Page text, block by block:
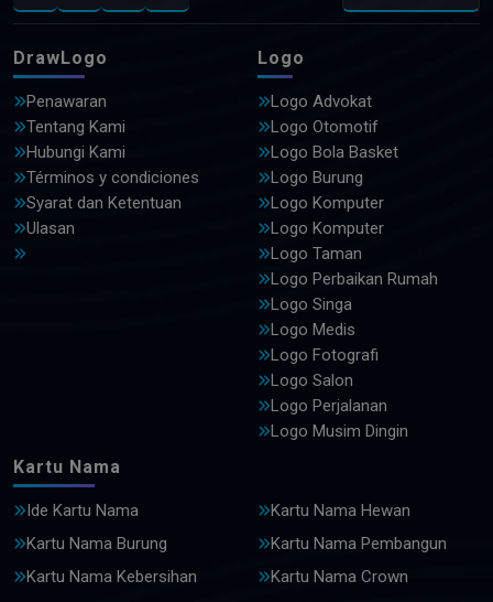
DrawLogo
Penawaran
Tentang Kami
Hubungi Kami
Términos y condiciones
Syarat dan Ketentuan
Ulasan
Logo
Logo Advokat
Logo Otomotif
Logo Bola Basket
Logo Burung
Logo Komputer
Logo Komputer
Logo Taman
Logo Perbaikan Rumah
Logo Singa
Logo Medis
Logo Fotografi
Logo Salon
Logo Perjalanan
Logo Musim Dingin
Kartu Nama
Ide Kartu Nama
Kartu Nama Hewan
Kartu Nama Burung
Kartu Nama Pembangun
Kartu Nama Kebersihan
Kartu Nama Crown